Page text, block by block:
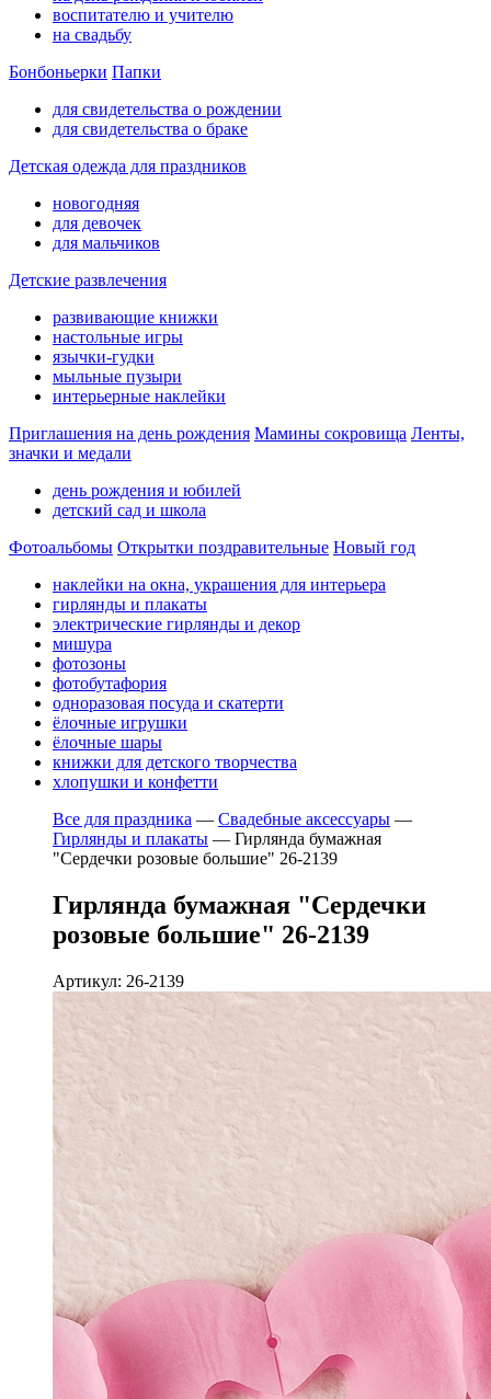
воспитателю и учителю
на свадьбу
Бонбоньерки Папки
для свидетельства о рождении
для свидетельства о браке
Детская одежда для праздников
новогодняя
для девочек
для мальчиков
Детские развлечения
развивающие книжки
настольные игры
язычки-гудки
мыльные пузыри
интерьерные наклейки
Приглашения на день рождения Мамины сокровища Ленты,
значки и медали
день рождения и юбилей
детский сад и школа
Фотоальбомы Открытки поздравительные Новый год
наклейки на окна, украшения для интерьера
гирлянды и плакаты
электрические гирлянды и декор
мишура
фотозоны
фотобутафория
одноразовая посуда и скатерти
ёлочные игрушки
ёлочные шары
книжки для детского творчества
хлопушки и конфетти
Все для праздника — Свадебные аксессуары —
Гирлянды и плакаты — Гирлянда бумажная
"Сердечки розовые большие" 26-2139
Гирлянда бумажная "Сердечки
розовые большие" 26-2139
Артикул: 26-2139